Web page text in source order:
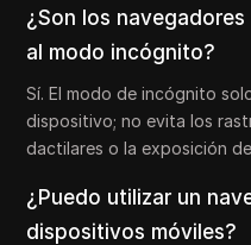
¿Son los
al modo incógnito?
Sí. El modo de incógnito
dispositivo; no evita los
dactilares o la exposición
¿Puedo utilizar un
dispositivos móviles?